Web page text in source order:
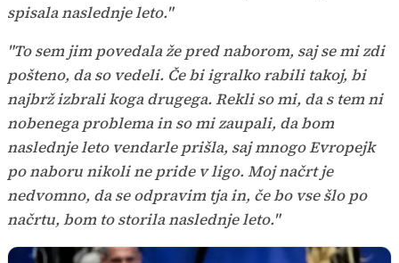
spisala naslednje leto."
"To sem jim povedala že pred naborom, saj se mi zdi
pošteno, da so vedeli. Če bi igralko rabili takoj, bi
najbrž izbrali koga drugega. Rekli so mi, da s tem ni
nobenega problema in so mi zaupali, da bom
naslednje leto vendarle prišla, saj mnogo Evropejk
po naboru nikoli ne pride v ligo. Moj načrt je
nedvomno, da se odpravim tja in, če bo vse šlo po
načrtu, bom to storila naslednje leto."